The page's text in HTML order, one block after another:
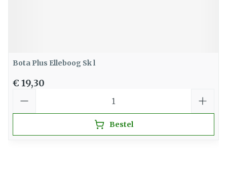
Bota Plus Elleboog Sk l
€ 19,30
Bestel